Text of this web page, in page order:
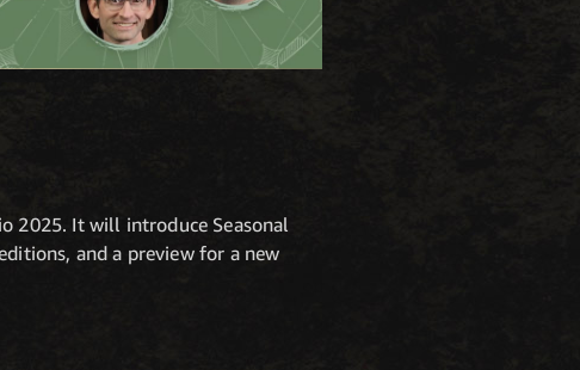
2025. It will introduce Seasonal
and a preview for a new